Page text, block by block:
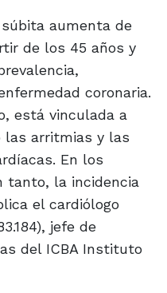
aumenta de
de los 45 años y
coronaria.
está vinculada a
las arritmias y las
En los
tanto, la incidencia
el cardiólogo
jefe de
del ICBA Instituto